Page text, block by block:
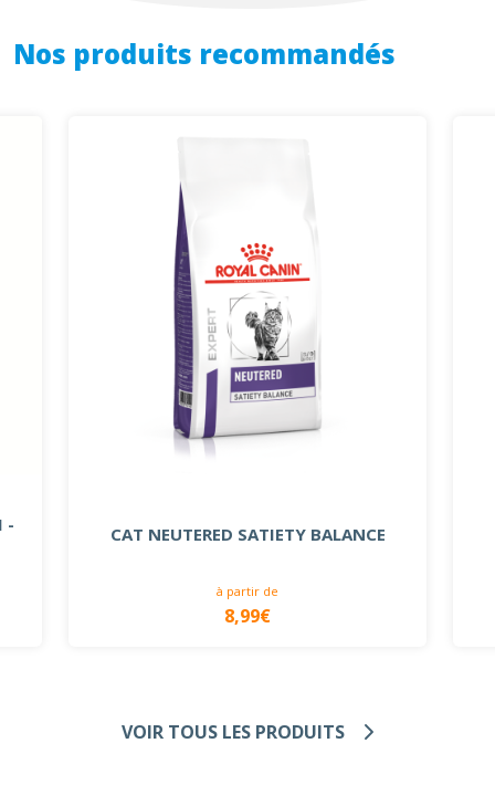
Nos produits recommandés
- CAT NEUTERED SATIETY BALANCE
à partir de
8,99€
VOIR TOUS LES PRODUITS